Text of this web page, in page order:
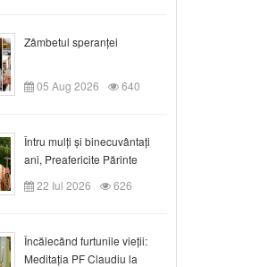
Zâmbetul speranței
05 Aug 2026 640
Întru mulți și binecuvântați
ani, Preafericite Părinte
Claudiu!
22 Iul 2026 626
Încălecând furtunile vieții:
Meditația PF Claudiu la